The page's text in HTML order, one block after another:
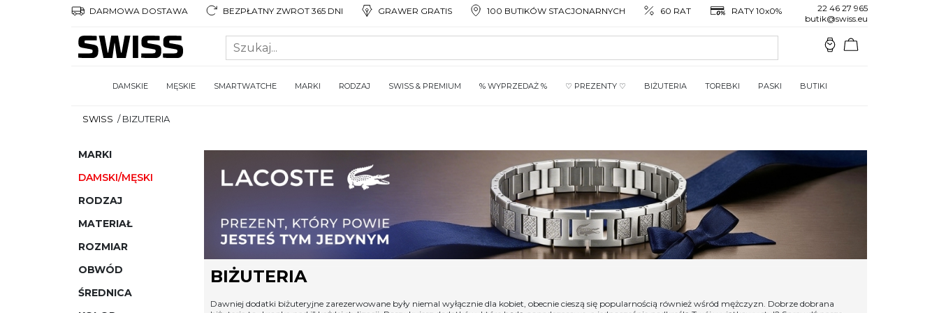
DARMOWA DOSTAWA BEZPŁATNY ZWROT 365 DNI GRAWER GRATIS 100 BUTIKÓW STACJONARNYCH 60 RAT RATY 10x0%
22 46 27 965
butik@swiss.eu
DAMSKIE MĘSKIE SMARTWATCHE MARKI RODZAJ SWISS & PREMIUM % WYPRZEDAŻ % ♡ PREZENTY ♡ BIŻUTERIA TOREBKI PASKI BUTIKI
SWISS /BIZUTERIA
MARKI
DAMSKI/MĘSKI
RODZAJ
MATERIAŁ
ROZMIAR
OBWÓD
ŚREDNICA
BIŻUTERIA
Dawniej dodatki biżuteryjne zarezerwowane były niemal wyłącznie dla kobiet, obecnie cieszą się popularnością również wśród mężczyzn. Dobrze dobrana